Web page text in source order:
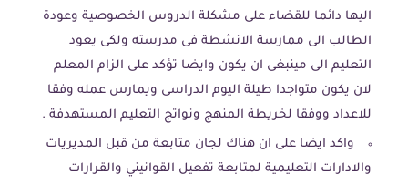
اليها دائما للقضاء على مشكلة الدروس الخصوصية وعودة
الطالب الى ممارسة الانشطة فى مدرسته ولكى يعود
التعليم الى مينبغى ان يكون وايضا تؤكد على الزام المعلم
لان يكون متواجدا طيلة اليوم الدراسى ويمارس عمله وفقا
للاعداد ووفقا لخريطة المنهج ونواتج التعليم المستهدفة .
واكد ايضا على ان هناك لجان متابعة من قبل المديريات
والادارات التعليمية لمتابعة تفعيل القوانيني والقرارات